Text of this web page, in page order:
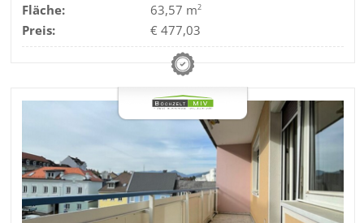
Fläche:
63,57 m2
Preis: € 477,03